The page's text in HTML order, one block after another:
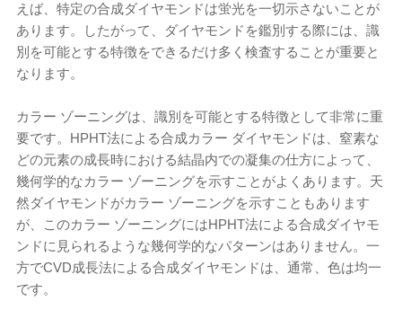
えば、特定の合成ダイヤモンドは蛍光を一切示さないことが
あります。したがって、ダイヤモンドを鑑別する際には、識
別を可能とする特徴をできるだけ多く検査することが重要と
なります。
カラー ゾーニングは、識別を可能とする特徴として非常に重
要です。HPHT法による合成カラー ダイヤモンドは、窒素な
どの元素の成長時における結晶内での凝集の仕方によって、
幾何学的なカラー ゾーニングを示すことがよくあります。天
然ダイヤモンドがカラー ゾーニングを示すこともあります
が、このカラー ゾーニングにはHPHT法による合成ダイヤモ
ンドに見られるような幾何学的なパターンはありません。一
方でCVD成長法による合成ダイヤモンドは、通常、色は均一
です。